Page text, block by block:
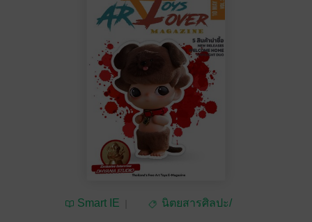
Smart IE
นิตยสารศิลปะ/